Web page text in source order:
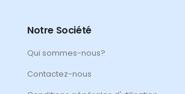
Notre Société
Qui sommes-nous?
Contactez-nous